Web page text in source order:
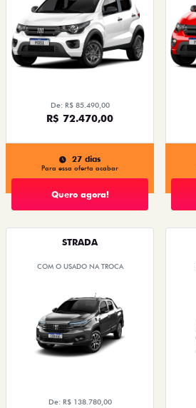
De: R$ 85.490,00
R$ 72.470,00
27 dias
Para essa oferta acabar
Quero agora!
STRADA
COM O USADO NA TROCA
De: R$ 138.780,00